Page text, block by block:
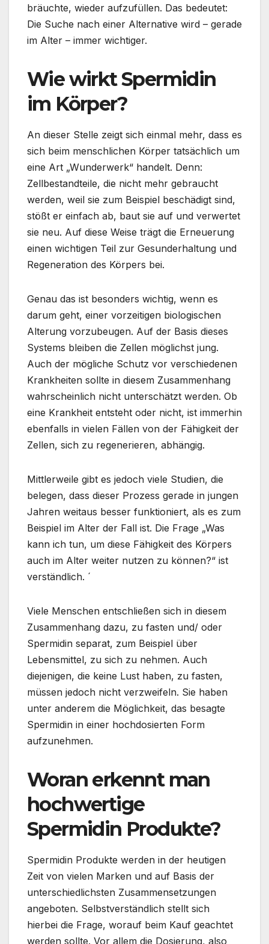
bräuchte, wieder aufzufüllen. Das bedeutet:
Die Suche nach einer Alternative wird – gerade
im Alter – immer wichtiger.
Wie wirkt Spermidin
im Körper?
An dieser Stelle zeigt sich einmal mehr, dass es
sich beim menschlichen Körper tatsächlich um
eine Art „Wunderwerk“ handelt. Denn:
Zellbestandteile, die nicht mehr gebraucht
werden, weil sie zum Beispiel beschädigt sind,
stößt er einfach ab, baut sie auf und verwertet
sie neu. Auf diese Weise trägt die Erneuerung
einen wichtigen Teil zur Gesunderhaltung und
Regeneration des Körpers bei.
Genau das ist besonders wichtig, wenn es
darum geht, einer vorzeitigen biologischen
Alterung vorzubeugen. Auf der Basis dieses
Systems bleiben die Zellen möglichst jung.
Auch der mögliche Schutz vor verschiedenen
Krankheiten sollte in diesem Zusammenhang
wahrscheinlich nicht unterschätzt werden. Ob
eine Krankheit entsteht oder nicht, ist immerhin
ebenfalls in vielen Fällen von der Fähigkeit der
Zellen, sich zu regenerieren, abhängig.
Mittlerweile gibt es jedoch viele Studien, die
belegen, dass dieser Prozess gerade in jungen
Jahren weitaus besser funktioniert, als es zum
Beispiel im Alter der Fall ist. Die Frage „Was
kann ich tun, um diese Fähigkeit des Körpers
auch im Alter weiter nutzen zu können?“ ist
verständlich. ´
Viele Menschen entschließen sich in diesem
Zusammenhang dazu, zu fasten und/ oder
Spermidin separat, zum Beispiel über
Lebensmittel, zu sich zu nehmen. Auch
diejenigen, die keine Lust haben, zu fasten,
müssen jedoch nicht verzweifeln. Sie haben
unter anderem die Möglichkeit, das besagte
Spermidin in einer hochdosierten Form
aufzunehmen.
Woran erkennt man
hochwertige
Spermidin Produkte?
Spermidin Produkte werden in der heutigen
Zeit von vielen Marken und auf Basis der
unterschiedlichsten Zusammensetzungen
angeboten. Selbstverständlich stellt sich
hierbei die Frage, worauf beim Kauf geachtet
werden sollte. Vor allem die Dosierung, also